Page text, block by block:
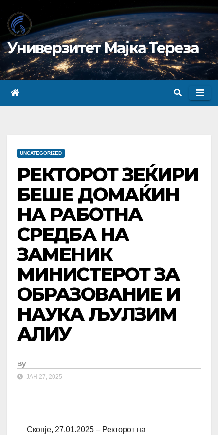
to
content
Универзитет Мајка Тереза
UNCATEGORIZED
РЕКТОРОТ ЗЕЌИРИ
БЕШЕ ДОМАЌИН
НА РАБОТНА
СРЕДБА НА
ЗАМЕНИК
МИНИСТЕРОТ ЗА
ОБРАЗОВАНИЕ И
НАУКА ЉУЛЗИМ
АЛИУ
By
ЈАН 27, 2025
Скопје, 27.01.2025 – Ректорот на